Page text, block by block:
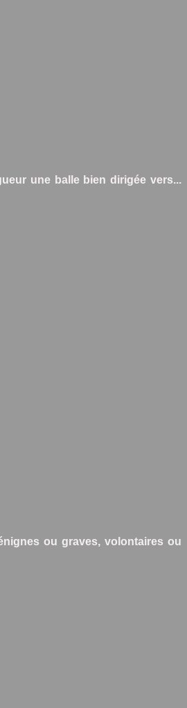
une balle bien dirigée vers...
ou graves, volontaires ou